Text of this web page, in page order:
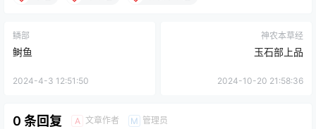
鳞部
鲥鱼
2024-4-3 12:51:50
神农本草经
玉石部上品
2024-10-20 21:58:36
0 条回复 A 文章作者 M 管理员